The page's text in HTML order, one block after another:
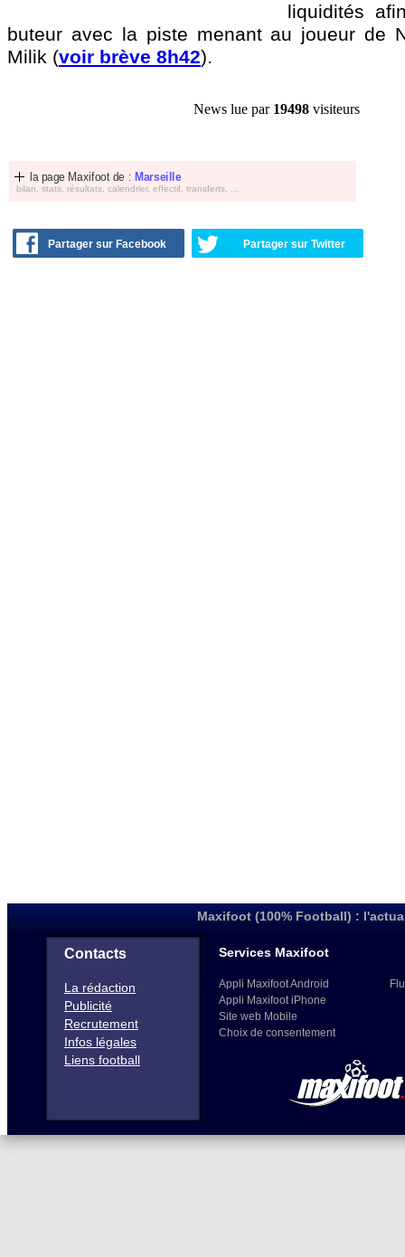
liquidités
buteur avec la piste menant au joueur de
Milik (voir brève 8h42).
News lue par 19498 visiteurs
la page Maxifoot de : Marseille
bilan, stats, résultats, calendrier, effectif, transferts, ...
Partager sur Facebook Partager sur Twitter
Maxifoot (100% Football) :
Contacts
La rédaction
Publicité
Recrutement
Infos légales
Liens football
Services Maxifoot
Appli Maxifoot Android
Appli Maxifoot iPhone
Site web Mobile
Choix de consentement